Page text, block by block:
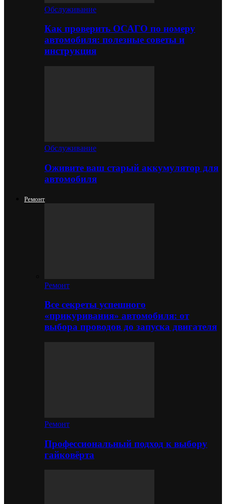
Обслуживание
Как проверить ОСАГО по номеру
автомобиля: полезные советы и
инструкция
Обслуживание
Оживите ваш старый аккумулятор для
автомобиля
Ремонт
Ремонт
Все секреты успешного
«прикуривания» автомобиля: от
выбора проводов до запуска двигателя
Ремонт
Профессиональный подход к выбору
гайковёрта